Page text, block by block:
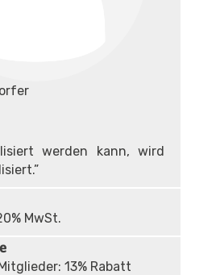
werden kann, wird
MwSt.
13% Rabatt